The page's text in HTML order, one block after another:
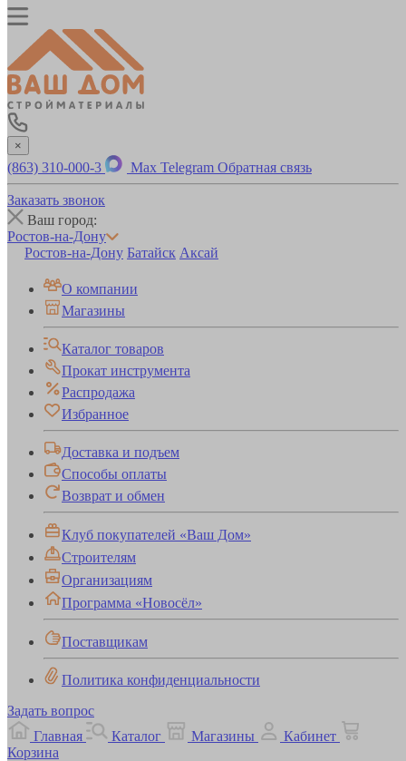
×
(863) 310-000-3 Max Telegram Обратная связь
Заказать звонок
Ваш город:
Ростов-на-Дону
Ростов-на-Дону Батайск Аксай
О компании
Магазины
Каталог товаров
Прокат инструмента
Распродажа
Избранное
Доставка и подъем
Способы оплаты
Возврат и обмен
Клуб покупателей «Ваш Дом»
Строителям
Организациям
Программа «Новосёл»
Поставщикам
Политика конфиденциальности
Задать вопрос
Главная
Каталог Магазины
Кабинет
Корзина